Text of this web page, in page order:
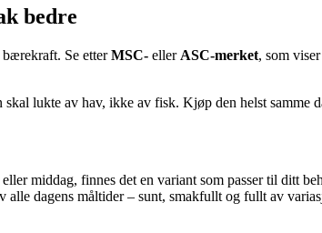
bedre
Se etterMSC- eller ASC-merket, som
lukte av hav, ikke av fisk. Kjøp den helst samme
middag, finnes det en variant som passer til ditt
dagens måltider – sunt, smakfullt og fullt av